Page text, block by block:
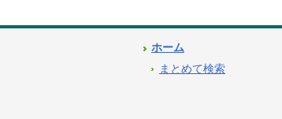
ホーム
まとめて検索